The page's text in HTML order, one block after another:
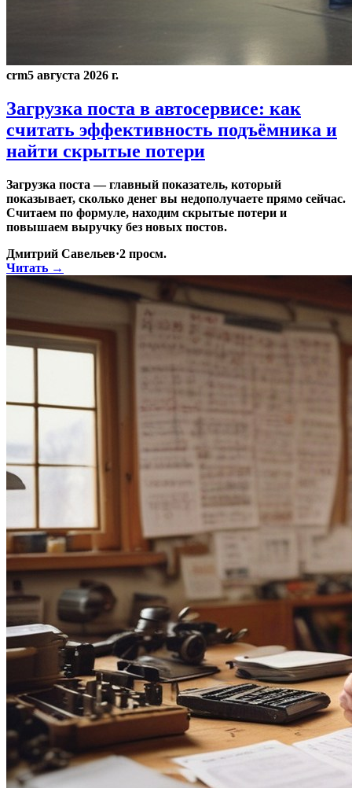
crm5 августа 2026 г.
Загрузка поста в автосервисе: как
считать эффективность подъёмника и
найти скрытые потери
Загрузка поста — главный показатель, который
показывает, сколько денег вы недополучаете прямо сейчас.
Считаем по формуле, находим скрытые потери и
повышаем выручку без новых постов.
Дмитрий Савельев·2 просм.
Читать →